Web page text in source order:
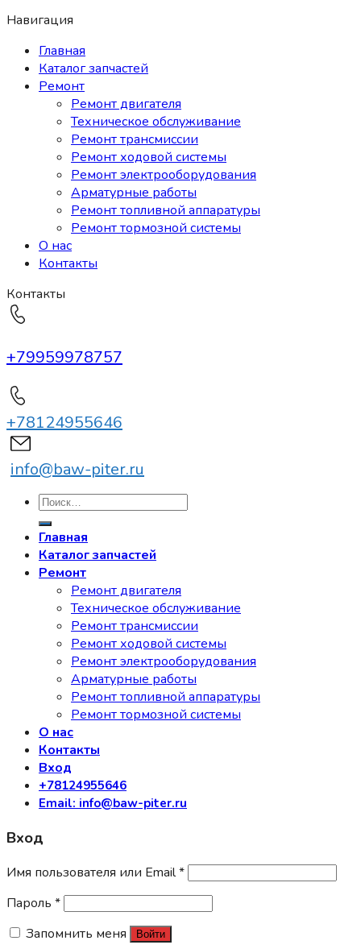
Навигация
Главная
Каталог запчастей
Ремонт
Ремонт двигателя
Техническое обслуживание
Ремонт трансмиссии
Ремонт ходовой системы
Ремонт электрооборудования
Арматурные работы
Ремонт топливной аппаратуры
Ремонт тормозной системы
О нас
Контакты
Контакты
+79959978757
+78124955646
info@baw-piter.ru
Искать:
Главная
Каталог запчастей
Ремонт
Ремонт двигателя
Техническое обслуживание
Ремонт трансмиссии
Ремонт ходовой системы
Ремонт электрооборудования
Арматурные работы
Ремонт топливной аппаратуры
Ремонт тормозной системы
О нас
Контакты
Вход
+78124955646
Email: info@baw-piter.ru
Вход
Имя пользователя или Email*
Пароль *
Запомнить меня
Войти